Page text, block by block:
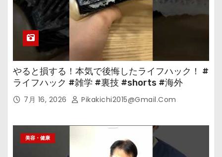
やると損する！本気で後悔したライフハック！ #
ライフハック #雑学 #裏技 #shorts #海外
7月 16, 2026 Pikakichi2015@gmail.com
美容・健康